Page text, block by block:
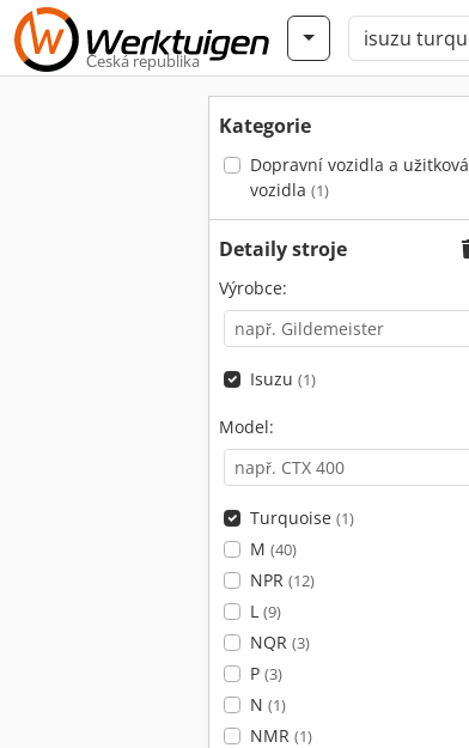
Česká republika
Kategorie
Dopravní vozidla a užitková
vozidla (1)
Detaily stroje
Výrobce:
Isuzu (1)
Model:
Turquoise (1)
M (40)
NPR (12)
L (9)
NQR (3)
P (3)
N (1)
NMR (1)